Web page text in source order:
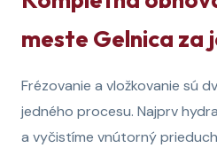
meste Gelnica za
Frézovanie a vložkovanie sú
jedného procesu. Najprv
a vyčistíme vnútorný